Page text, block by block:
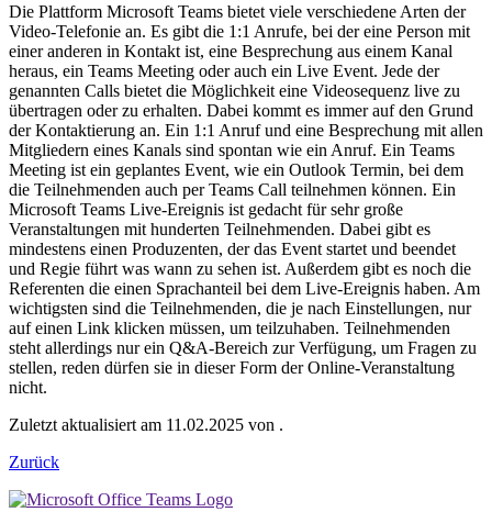
Die Plattform Microsoft Teams bietet viele verschiedene Arten der
Video-Telefonie an. Es gibt die 1:1 Anrufe, bei der eine Person mit
einer anderen in Kontakt ist, eine Besprechung aus einem Kanal
heraus, ein Teams Meeting oder auch ein Live Event. Jede der
genannten Calls bietet die Möglichkeit eine Videosequenz live zu
übertragen oder zu erhalten. Dabei kommt es immer auf den Grund
der Kontaktierung an. Ein 1:1 Anruf und eine Besprechung mit allen
Mitgliedern eines Kanals sind spontan wie ein Anruf. Ein Teams
Meeting ist ein geplantes Event, wie ein Outlook Termin, bei dem
die Teilnehmenden auch per Teams Call teilnehmen können. Ein
Microsoft Teams Live-Ereignis ist gedacht für sehr große
Veranstaltungen mit hunderten Teilnehmenden. Dabei gibt es
mindestens einen Produzenten, der das Event startet und beendet
und Regie führt was wann zu sehen ist. Außerdem gibt es noch die
Referenten die einen Sprachanteil bei dem Live-Ereignis haben. Am
wichtigsten sind die Teilnehmenden, die je nach Einstellungen, nur
auf einen Link klicken müssen, um teilzuhaben. Teilnehmenden
steht allerdings nur ein Q&A-Bereich zur Verfügung, um Fragen zu
stellen, reden dürfen sie in dieser Form der Online-Veranstaltung
nicht.
Zuletzt aktualisiert am 11.02.2025 von .
Zurück